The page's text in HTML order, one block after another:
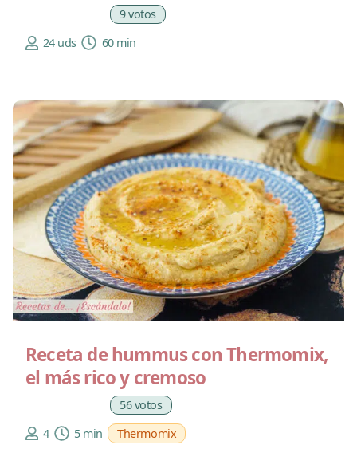
9 votos
24 uds
60 min
Receta de hummus con Thermomix,
el más rico y cremoso
56 votos
4
5 min Thermomix